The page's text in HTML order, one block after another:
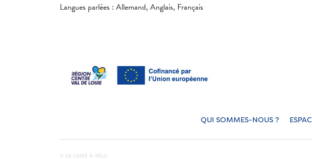
Langues parlées : Allemand, Anglais, Français
QUI SOMMES-NOUS ?
© LA LOIRE À VÉLO